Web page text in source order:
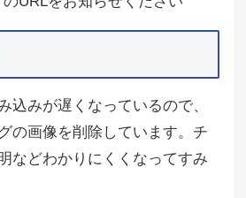
込みが遅くなっているので、
の画像を削除しています。チ
などわかりにくくなってすみ